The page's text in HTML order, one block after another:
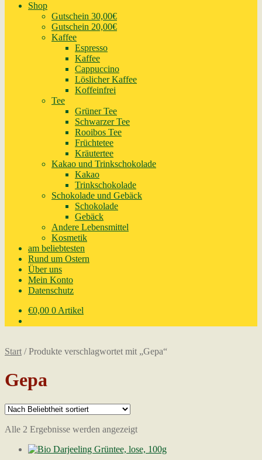
Shop
Gutschein 30,00€
Gutschein 20,00€
Kaffee
Espresso
Kaffee
Cappuccino
Löslicher Kaffee
Koffeinfrei
Tee
Grüner Tee
Schwarzer Tee
Rooibos Tee
Früchtetee
Kräutertee
Kakao und Trinkschokolade
Kakao
Trinkschokolade
Schokolade und Gebäck
Schokolade
Gebäck
Andere Lebensmittel
Kosmetik
am beliebtesten
Rund um Ostern
Über uns
Mein Konto
Datenschutz
€0,00 0 Artikel
Start /Produkte verschlagwortet mit „Gepa“
Gepa
Alle 2 Ergebnisse werden angezeigtNach
sortiert